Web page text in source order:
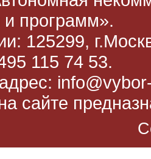
и программ».
125299,
115 74 53.
сайте